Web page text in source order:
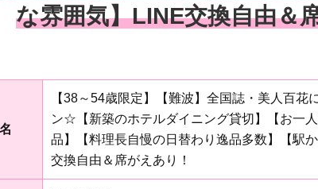
な雰囲気】LINE交換自由＆
【38～54歳限定】【難波】全国誌・美人百花
ン☆【新築のホテルダイニング貸切】【お一
品】【料理長自慢の日替わり逸品多数】【駅
交換自由＆席がえあり！